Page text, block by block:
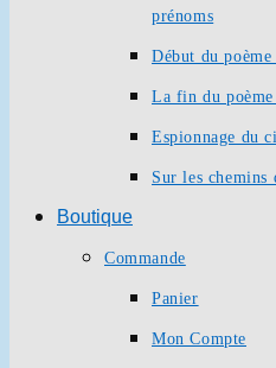
prénoms
Début du
La fin du poème
Espionnage du
Sur les chemins
Boutique
Commande
Panier
Mon Compte